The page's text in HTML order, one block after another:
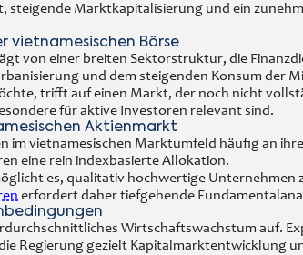
steigende Marktkapitalisierung und ein
vietnamesischen Börse
von einer breiten Sektorstruktur, die
und dem steigenden Konsum der
trifft auf einen Markt, der noch nicht
für aktive Investoren relevant sind.
Aktienmarkt
im vietnamesischen Marktumfeld häufig an
eine rein indexbasierte Allokation.
es, qualitativ hochwertige
erfordert daher tiefgehende
Wirtschaftswachstum auf.
Regierung gezielt Kapitalmarktentwicklung